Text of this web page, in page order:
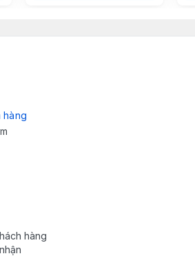
hàng
hàng